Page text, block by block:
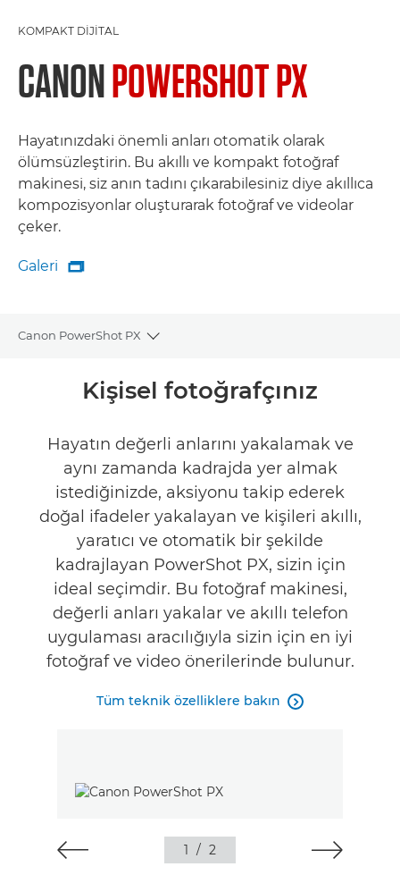
KOMPAKT DIJITAL
CANONPOWERSHOT PX
Hayatınızdaki önemli anları otomatik olarak
ölümsüzleştirin. Bu akıllı ve kompakt fotoğraf
makinesi, siz anın tadını çıkarabilesiniz diye akıllıca
kompozisyonlar oluşturarak fotoğraf ve videolar
çeker.
Galeri
Galeri

Canon PowerShot PX
Toggle breadcrumbs
Genel BakışKişisel fotoğrafçınız
Hayatın değerli anlarını yakalamak ve
aynı zamanda kadrajda yer almak
istediğinizde, aksiyonu takip ederek
doğal ifadeler yakalayan ve kişileri akıllı,
yaratıcı ve otomatik bir şekilde
kadrajlayan PowerShot PX, sizin için
ideal seçimdir. Bu fotoğraf makinesi,
değerli anları yakalar ve akıllı telefon
uygulaması aracılığıyla sizin için en iyi
fotoğraf ve video önerilerinde bulunur.
Tüm teknik özelliklere bakın 
1 / 2